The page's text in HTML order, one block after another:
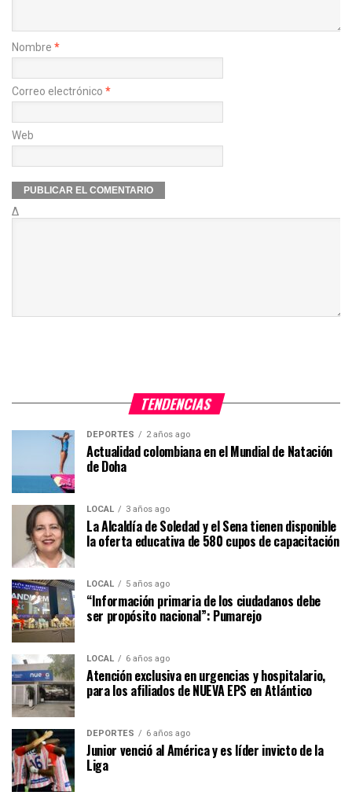
Nombre *
Correo electrónico *
Web
Δ
TENDENCIAS
DEPORTES 2 años ago
Actualidad colombiana en el Mundial de Natación
de Doha
LOCAL 3 años ago
La Alcaldía de Soledad y el Sena tienen disponible
la oferta educativa de 580 cupos de capacitación
LOCAL 5 años ago
“Información primaria de los ciudadanos debe
ser propósito nacional”: Pumarejo
LOCAL 6 años ago
Atención exclusiva en urgencias y hospitalario,
para los afiliados de NUEVA EPS en Atlántico
DEPORTES 6 años ago
Junior venció al América y es líder invicto de la
Liga